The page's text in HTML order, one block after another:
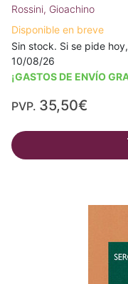
Rossini, Gioachino
Disponible en breve
Sin stock. Si se pide
10/08/26
¡GASTOS DE ENVÍO
PVP. 35,50€